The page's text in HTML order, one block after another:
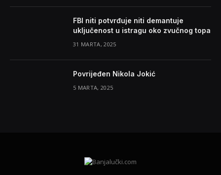
FBI niti potvrđuje niti demantuje
uključenost u istragu oko zvučnog topa
31 MARTA, 2025
Povrijeđen Nikola Jokić
5 MARTA, 2025